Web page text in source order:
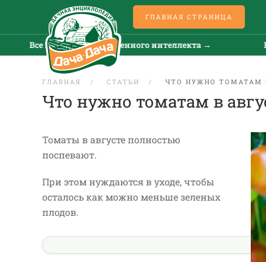
ГЛАВНАЯ СТРАНИЦА
Все новости искусственного интеллекта → Все
ГЛАВНАЯ СТАТЬИ ЧТО НУЖНО ТОМАТАМ
Что нужно томатам в
Томаты в августе полностью
поспевают.
При этом нуждаются в уходе, чтобы
осталось как можно меньше зеленых
плодов.